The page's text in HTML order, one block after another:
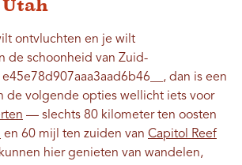
ontvluchten en je wilt
de schoonheid van Zuid-
dan is een
de volgende opties wellicht iets voor
— slechts 80 kilometer ten oosten
en 60 mijl ten zuiden van Capitol Reef
hier genieten van wandelen,